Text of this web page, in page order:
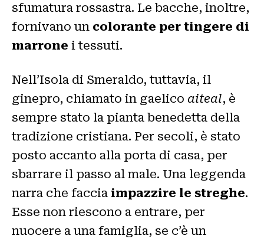
sfumatura rossastra. Le bacche, inoltre,
fornivano un colorante per tingere di
marrone i tessuti.
Nell’Isola di Smeraldo, tuttavia, il
ginepro, chiamato in gaelico aiteal, è
sempre stato la pianta benedetta della
tradizione cristiana. Per secoli, è stato
posto accanto alla porta di casa, per
sbarrare il passo al male. Una leggenda
narra che faccia impazzire le streghe.
Esse non riescono a entrare, per
nuocere a una famiglia, se c’è un